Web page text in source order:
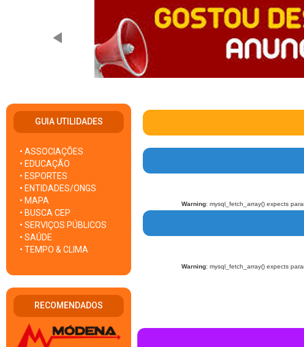
GUIA UTILIDADES
• ASSOCIAÇÕES
• EDUCAÇÃO
• ESPORTES
• ENTIDADES/ONGS
• MAPA
• BUSCA CEP
• SERVIÇOS PÚBLICOS
• SAÚDE
• TEMPO & CLIMA
RECOMENDADOS
Warning: mysql_fetch_array() expects
Warning: mysql_fetch_array() expects